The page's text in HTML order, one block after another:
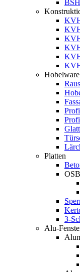
Hobelware
Platten
3-
Alu-